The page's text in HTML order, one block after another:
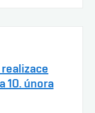
10. února